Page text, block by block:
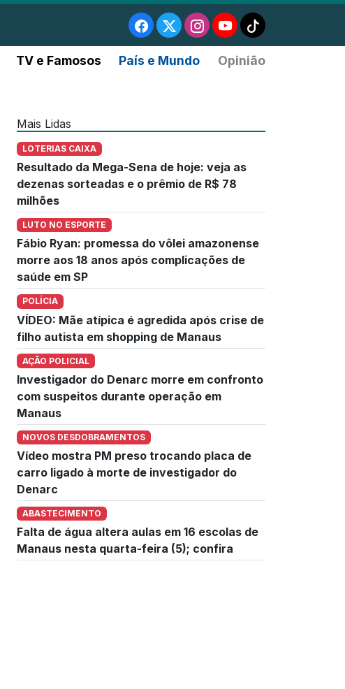
TV e Famosos País e Mundo Opinião
Mais Lidas
LOTERIAS CAIXA
Resultado da Mega-Sena de hoje: veja as
dezenas sorteadas e o prêmio de R$ 78
milhões
LUTO NO ESPORTE
Fábio Ryan: promessa do vôlei amazonense
morre aos 18 anos após complicações de
saúde em SP
POLÍCIA
VÍDEO: Mãe atípica é agredida após crise de
filho autista em shopping de Manaus
AÇÃO POLICIAL
Investigador do Denarc morre em confronto
com suspeitos durante operação em
Manaus
NOVOS DESDOBRAMENTOS
Vídeo mostra PM preso trocando placa de
carro ligado à morte de investigador do
Denarc
ABASTECIMENTO
Falta de água altera aulas em 16 escolas de
Manaus nesta quarta-feira (5); confira